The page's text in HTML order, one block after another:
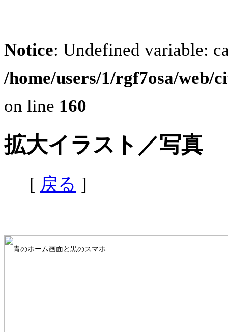
Notice: Undefined variable:
/home/users/1/rgf7osa/
on line 160
拡大イラスト／写真
[ 戻る ]